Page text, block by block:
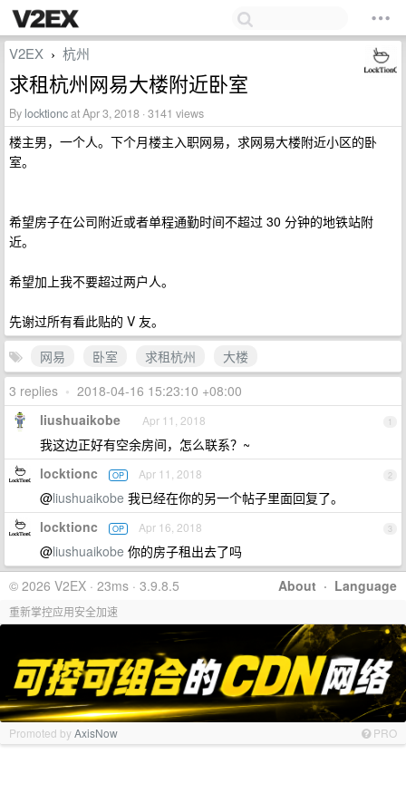
V2EX › 杭州
求租杭州网易大楼附近卧室
By locktioncat Apr 3, 2018 · 3141 views
楼主男，一个人。下个月楼主入职网易，求网易大楼附近小区的卧
室。
希望房子在公司附近或者单程通勤时间不超过 30 分钟的地铁站附
近。
希望加上我不要超过两户人。
先谢过所有看此贴的 V 友。
网易
卧室 求租杭州
大楼
3 replies • 2018-04-16 15:23:10 +08:00
1
liushuaikobe Apr 11, 2018
我这边正好有空余房间，怎么联系？~
2
locktionc OP Apr 11, 2018
@liushuaikobe 我已经在你的另一个帖子里面回复了。
3
locktionc OP Apr 16, 2018
@liushuaikobe 你的房子租出去了吗
About · Language
© 2026 V2EX · 23ms · 3.9.8.5
重新掌控应用安全加速
Promoted byAxisNow PRO